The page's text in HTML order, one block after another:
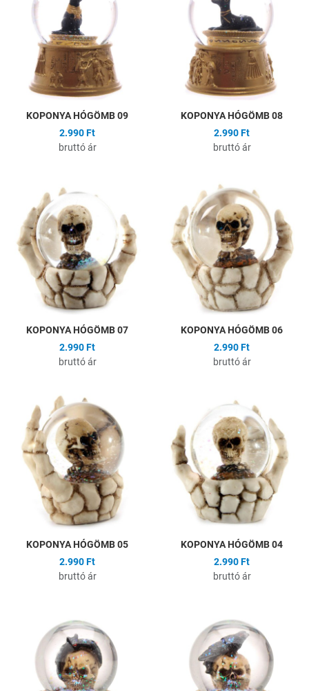
Összehasonlítás
Gyors nézet
KOPONYA HÓGÖMB 09
2.990 Ft
bruttó ár
KOPONYA HÓGÖMB 08
2.990 Ft
bruttó ár
Hozzáadás a kívánságlistához
Összehasonlítás
Gyors nézet
KOPONYA HÓGÖMB 07
2.990 Ft
bruttó ár
KOPONYA HÓGÖMB 06
2.990 Ft
bruttó ár
Hozzáadás a kívánságlistához
Összehasonlítás
Gyors nézet
KOPONYA HÓGÖMB 05
2.990 Ft
bruttó ár
KOPONYA HÓGÖMB 04
2.990 Ft
bruttó ár
Hozzáadás a kívánságlistához
Összehasonlítás
Gyors nézet